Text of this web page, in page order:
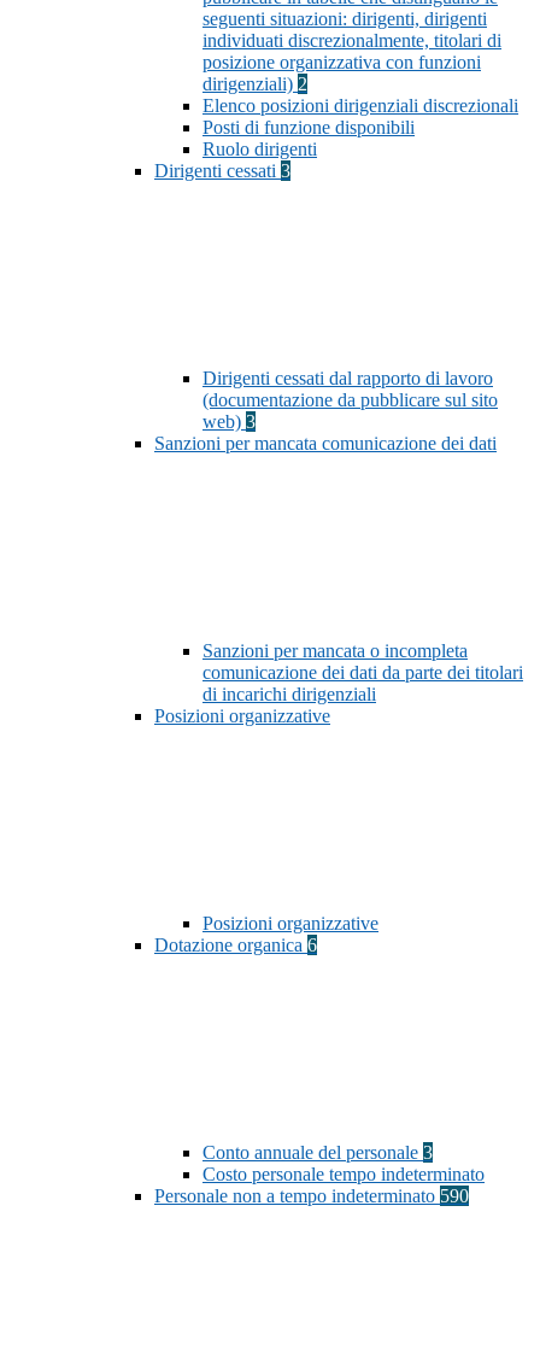
seguenti situazioni: dirigenti, dirigenti
individuati discrezionalmente, titolari di
posizione organizzativa con funzioni
dirigenziali) 2
Elenco posizioni dirigenziali discrezionali
Posti di funzione disponibili
Ruolo dirigenti
Dirigenti cessati 3
Dirigenti cessati dal rapporto di lavoro
(documentazione da pubblicare sul sito
web) 3
Sanzioni per mancata comunicazione dei dati
Sanzioni per mancata o incompleta
comunicazione dei dati da parte dei titolari
di incarichi dirigenziali
Posizioni organizzative
Posizioni organizzative
Dotazione organica 6
Conto annuale del personale 3
Costo personale tempo indeterminato
Personale non a tempo indeterminato 590